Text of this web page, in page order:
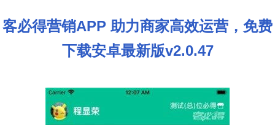
客必得营销APP 助力商家高效运营，免费
下载安卓最新版v2.0.47